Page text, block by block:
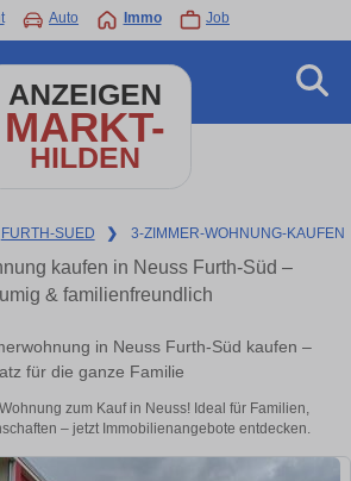
Auto Immo Job
ANZEIGEN
MARKT-
HILDEN
FURTH-SUED ❯ 3-ZIMMER-WOHNUNG-KAUFEN
kaufen in Neuss Furth-Süd –
& familienfreundlich
in Neuss Furth-Süd kaufen –
für die ganze Familie
zum Kauf in Neuss! Ideal für Familien,
– jetzt Immobilienangebote entdecken.